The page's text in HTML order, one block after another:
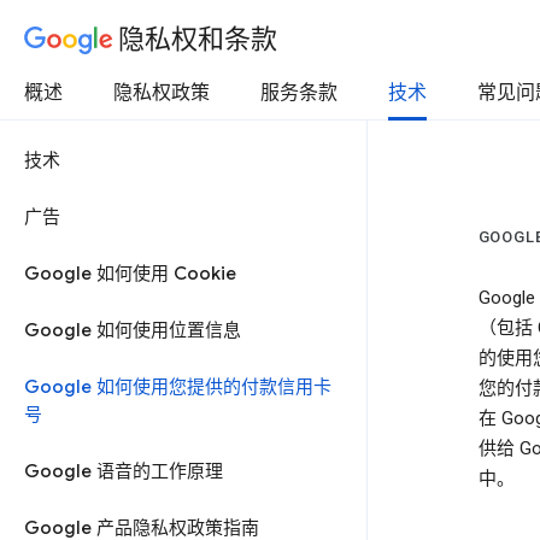
隐私权和条款
概述 隐私权政策 服务条款 技术 常见
技术
广告
Google 如何使用 Cookie
Google 如何使用位置信息
Google 如何使用您提供的付款信用卡
号
Google 语音的工作原理
Google 产品隐私权政策指南
（包
的使用
您的付
在
供给
中。